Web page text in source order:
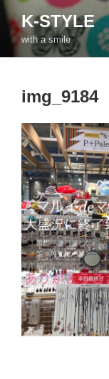
コ
ン
ン
K-STYLE
with a smile
img_9184